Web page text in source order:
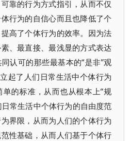
靠的行为方式指引，从而不仅
行为的自信心而且也降低了个
高了个体行为的效率。因为法
、最直接、最浅显的方式表达
认可的那些最基本的“是非”观
起了人们日常生活中个体行为
的标准，从而也从根本上“规
日常生活中个体行为的自由度范
界限，从而为人们的个体行为
性基础，从而人们基于个体行